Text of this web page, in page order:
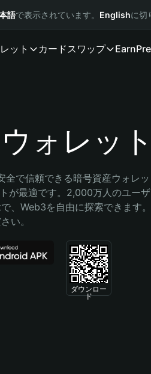
語で表示されています。 Englishに切
ット カードスワップ Earn
ォレット
全で信頼できる暗号資産ウォレ
が最適です。2,000万人のユー
、Web3を自由に探索できます
い。
ダウンロー
ド